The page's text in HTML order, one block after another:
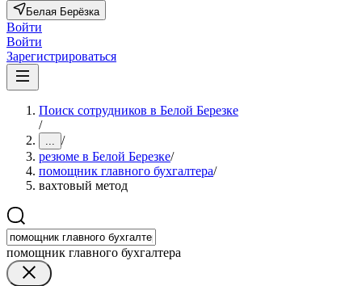
Белая Берёзка
Войти
Войти
Зарегистрироваться
Поиск сотрудников в Белой Березке
/
... /
резюме в Белой Березке/
помощник главного бухгалтера/
вахтовый метод
помощник главного бухгалтера